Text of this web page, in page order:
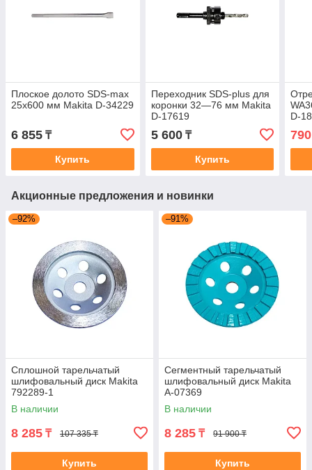
Плоское долото SDS-max
25x600 мм Makita D-34229
6 855 ₸
Купить
Переходник SDS-plus для
коронки 32—76 мм Makita
D-17619
5 600₸
Купить
D-
790
Акционные предложения и новинки
–92%
Сплошной тарельчатый
шлифовальный диск Makita
792289-1
В наличии
8 285 ₸ 107 335 ₸
Купить
–91%
Сегментный тарельчатый
шлифовальный диск Makita
A-07369
В наличии
8 285 ₸ 91 900 ₸
Купить